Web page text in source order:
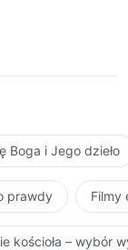
Boga i Jego dzieło
prawdy Filmy
kościoła – wybór